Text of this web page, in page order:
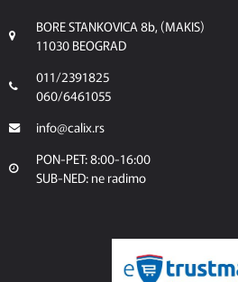
BORE STANKOVICA 8b, (MAKIS)
11030 BEOGRAD
011/2391825
060/6461055
info@calix.rs
PON-PET: 8:00-16:00
SUB-NED: ne radimo